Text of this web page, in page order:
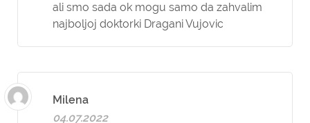
ali smo sada ok mogu samo da zahvalim
najboljoj doktorki Dragani Vujovic
Milena
04.07.2022